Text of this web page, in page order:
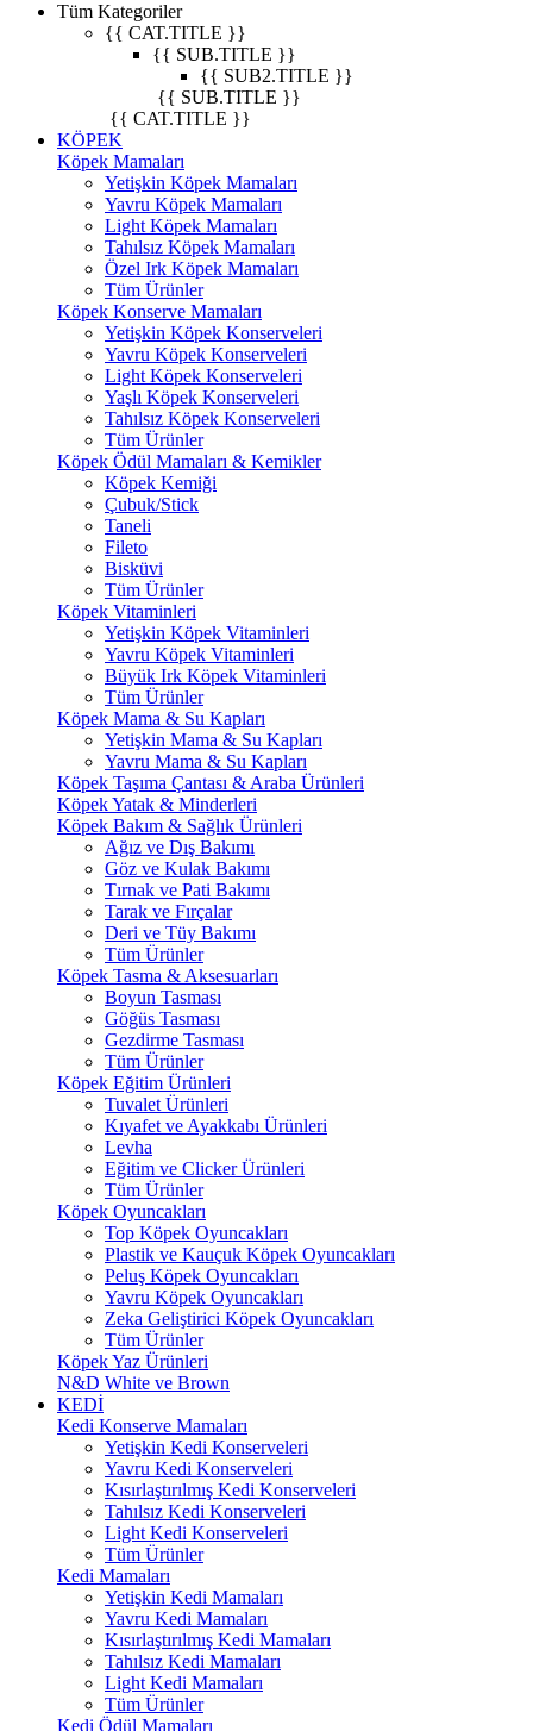
Tüm Kategoriler
{{ CAT.TITLE }}
{{ SUB.TITLE }}
{{ SUB2.TITLE }}
{{ SUB.TITLE }}
{{ CAT.TITLE }}
KÖPEK
Köpek Mamaları
Yetişkin Köpek Mamaları
Yavru Köpek Mamaları
Light Köpek Mamaları
Tahılsız Köpek Mamaları
Özel Irk Köpek Mamaları
Tüm Ürünler
Köpek Konserve Mamaları
Yetişkin Köpek Konserveleri
Yavru Köpek Konserveleri
Light Köpek Konserveleri
Yaşlı Köpek Konserveleri
Tahılsız Köpek Konserveleri
Tüm Ürünler
Köpek Ödül Mamaları & Kemikler
Köpek Kemiği
Çubuk/Stick
Taneli
Fileto
Bisküvi
Tüm Ürünler
Köpek Vitaminleri
Yetişkin Köpek Vitaminleri
Yavru Köpek Vitaminleri
Büyük Irk Köpek Vitaminleri
Tüm Ürünler
Köpek Mama & Su Kapları
Yetişkin Mama & Su Kapları
Yavru Mama & Su Kapları
Köpek Taşıma Çantası & Araba Ürünleri
Köpek Yatak & Minderleri
Köpek Bakım & Sağlık Ürünleri
Ağız ve Dış Bakımı
Göz ve Kulak Bakımı
Tırnak ve Pati Bakımı
Tarak ve Fırçalar
Deri ve Tüy Bakımı
Tüm Ürünler
Köpek Tasma & Aksesuarları
Boyun Tasması
Göğüs Tasması
Gezdirme Tasması
Tüm Ürünler
Köpek Eğitim Ürünleri
Tuvalet Ürünleri
Kıyafet ve Ayakkabı Ürünleri
Levha
Eğitim ve Clicker Ürünleri
Tüm Ürünler
Köpek Oyuncakları
Top Köpek Oyuncakları
Plastik ve Kauçuk Köpek Oyuncakları
Peluş Köpek Oyuncakları
Yavru Köpek Oyuncakları
Zeka Geliştirici Köpek Oyuncakları
Tüm Ürünler
Köpek Yaz Ürünleri
N&D White ve Brown
KEDİ
Kedi Konserve Mamaları
Yetişkin Kedi Konserveleri
Yavru Kedi Konserveleri
Kısırlaştırılmış Kedi Konserveleri
Tahılsız Kedi Konserveleri
Light Kedi Konserveleri
Tüm Ürünler
Kedi Mamaları
Yetişkin Kedi Mamaları
Yavru Kedi Mamaları
Kısırlaştırılmış Kedi Mamaları
Tahılsız Kedi Mamaları
Light Kedi Mamaları
Tüm Ürünler
Kedi Ödül Mamaları